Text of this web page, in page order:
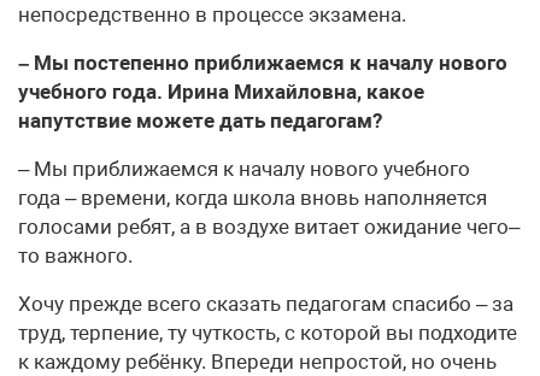
непосредственно в процессе экзамена.
– Мы постепенно приближаемся к началу нового
учебного года. Ирина Михайловна, какое
напутствие можете дать педагогам?
– Мы приближаемся к началу нового учебного
года – времени, когда школа вновь наполняется
голосами ребят, а в воздухе витает ожидание чего–
то важного.
Хочу прежде всего сказать педагогам спасибо – за
труд, терпение, ту чуткость, с которой вы подходите
к каждому ребёнку. Впереди непростой, но очень